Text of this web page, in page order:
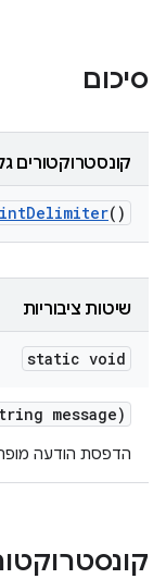
סיכום
קונסטרוקטורים
Delimiter()
שיטות ציבוריות
static void
message)
הדפסת הודעה